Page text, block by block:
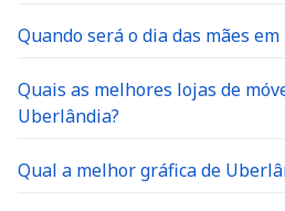
Quando será o dia das mães em
Quais as melhores lojas de
Uberlândia?
Qual a melhor gráfica de